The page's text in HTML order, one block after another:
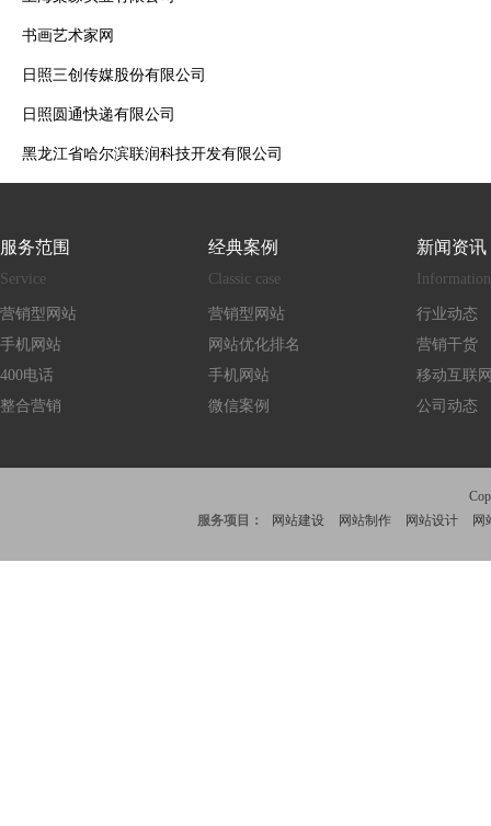
书画艺术家网
日照三创传媒股份有限公司
日照圆通快递有限公司
黑龙江省哈尔滨联润科技开发有限公司
服务范围
Service
营销型网站
手机网站
400电话
整合营销
经典案例
Classic case
营销型网站
网站优化排名
手机网站
微信案例
新闻资讯
Information
行业动态
营销干货
移动互联
公司动态
服务项目：
网站建设 网站制作 网站设计 网